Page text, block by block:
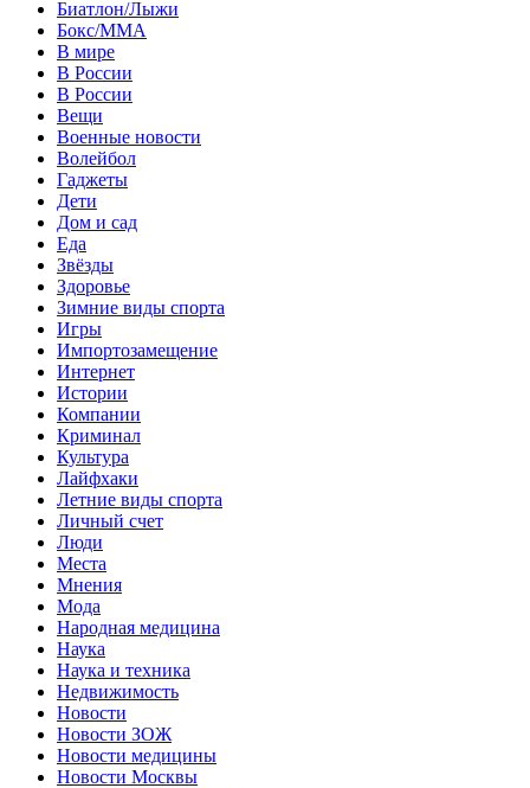
Биатлон/Лыжи
Бокс/MMA
В мире
В России
В России
Вещи
Военные новости
Волейбол
Гаджеты
Дети
Дом и сад
Еда
Звёзды
Здоровье
Зимние виды спорта
Игры
Импортозамещение
Интернет
Истории
Компании
Криминал
Культура
Лайфхаки
Летние виды спорта
Личный счет
Люди
Места
Мнения
Мода
Народная медицина
Наука
Наука и техника
Недвижимость
Новости
Новости ЗОЖ
Новости медицины
Новости Москвы